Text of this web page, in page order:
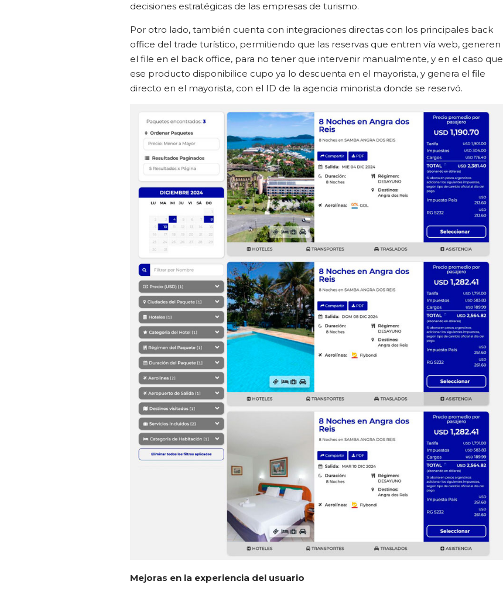
decisiones estratégicas de las empresas de turismo.
Por otro lado, también cuenta con integraciones directas con los principales back
office del trade turístico, permitiendo que las reservas que entren vía web, generen
el file en el back office, para no tener que intervenir manualmente, y en el caso que
ese producto disponibilice cupo ya lo descuenta en el mayorista, y genera el file
directo en el mayorista, con el ID de la agencia minorista donde se reservó.
Mejoras en la experiencia del usuario